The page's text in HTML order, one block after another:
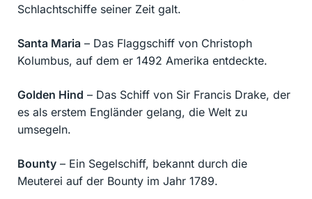
Schlachtschiffe seiner Zeit galt.
Santa Maria – Das Flaggschiff von Christoph
Kolumbus, auf dem er 1492 Amerika entdeckte.
Golden Hind – Das Schiff von Sir Francis Drake, der
es als erstem Engländer gelang, die Welt zu
umsegeln.
Bounty – Ein Segelschiff, bekannt durch die
Meuterei auf der Bounty im Jahr 1789.